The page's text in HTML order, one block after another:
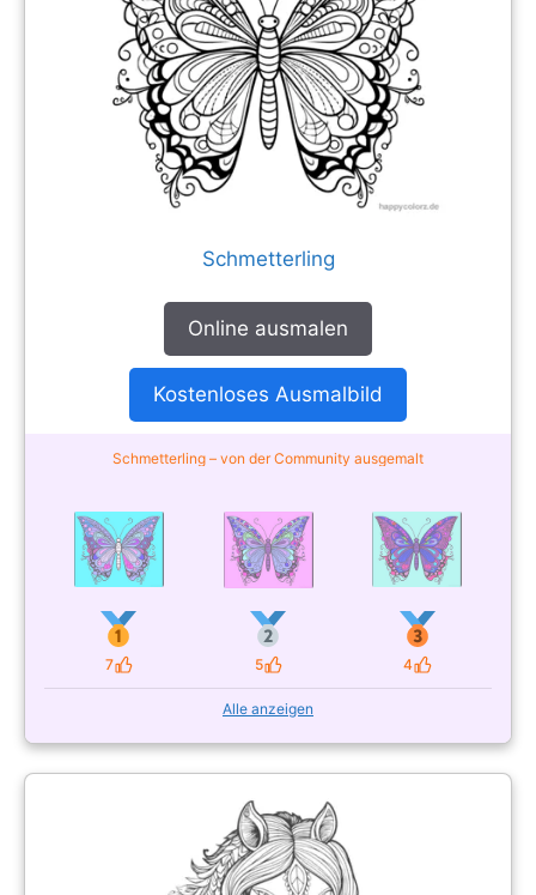
Schmetterling
Online ausmalen
Kostenloses Ausmalbild
Schmetterling – von der Community ausgemalt
7
Likes 5
Likes 4
Likes
Alle anzeigen